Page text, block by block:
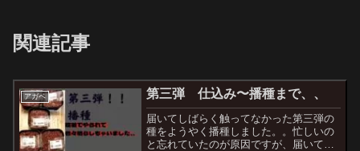
関連記事
アガベ 第三弾 仕込み〜播種まで、、
届いてしばらく触ってなかった第三弾の
種をようやく播種しました。。忙しいの
と忘れていたのが原因ですが、届いてす